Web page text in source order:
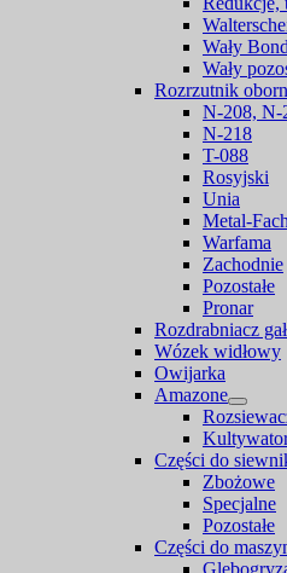
Wały
Wały
Rozrzutnik
N-208, N-
N-218
T-088
Rosyjski
Unia
Metal-Fach
Warfama
Zachodnie
Pozostałe
Pronar
Rozdrabniacz
Wózek widłowy
Owijarka
Amazone
Części do
Zbożowe
Specjalne
Pozostałe
Części do